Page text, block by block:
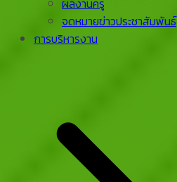
ผลงานครู
จดหมายข่าวประชาสัมพันธ์
การบริหารงาน